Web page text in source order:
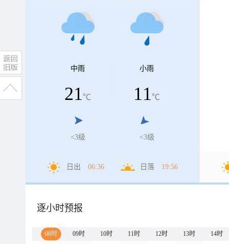
中雨
21℃
<3级
小雨
11℃
<3级
日出 06:36 日落 19:56
逐小时预报
08时 09时 10时 11时 12时 13时 14时